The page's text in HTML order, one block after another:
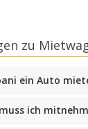
zu
ein Auto
ich